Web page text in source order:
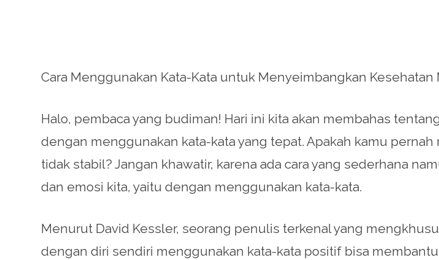
Cara Menggunakan Kata-Kata untuk Menyeimbangkan Kesehatan
Halo, pembaca yang budiman! Hari ini kita akan membahas
dengan menggunakan kata-kata yang tepat. Apakah kamu
tidak stabil? Jangan khawatir, karena ada cara yang sederhana
dan emosi kita, yaitu dengan menggunakan kata-kata.
Menurut David Kessler, seorang penulis terkenal yang
dengan diri sendiri menggunakan kata-kata positif bisa